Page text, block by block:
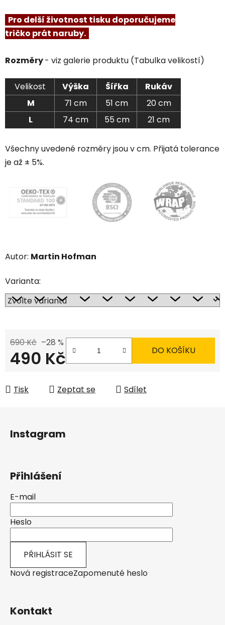
Pro delší životnost tisku doporučujeme
tričko prát naruby.
Rozměry- viz galerie produktu (Tabulka velikostí)
Velikost Výška Šířka
Rukáv
M
71 cm 51 cm
20 cm
L
74 cm 55 cm 21 cm
Všechny uvedené rozměry jsou v cm. Přijatá tolerance
je až ± 5%.
Autor: Martin Hofman
Varianta:
690 Kč –28 %
490 Kč DO KOŠÍKU
Tisk Zeptat se Sdílet
Instagram
Přihlášení
E-mail
Heslo
PŘIHLÁSIT SE
Nová registraceZapomenuté heslo
Kontakt